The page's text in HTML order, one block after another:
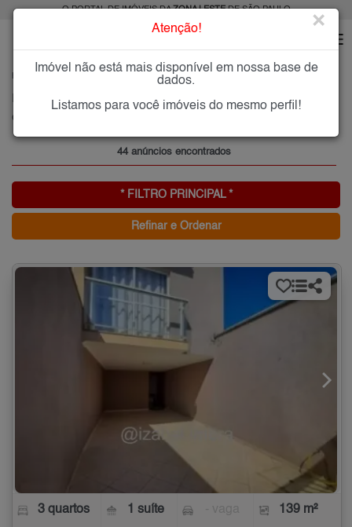
O PORTAL DE IMÓVEIS DAZONA LESTEDE SÃO PAULO
CHÁCARA MAFALDA
Imóveis à Venda na Chácara Mafalda, Zona Leste de São Paulo
Chácara Mafalda, Zona Leste
44 anúncios encontrados
* FILTRO PRINCIPAL *
Refinar e Ordenar
3 quartos 1 suíte 139 m²
Atenção! ×
Imóvel não está mais disponível em nossa base de
dados.
Listamos para você imóveis do mesmo perfil!